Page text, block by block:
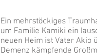
Ein mehrstöckiges
um Familie Kamiki ein
neuen Heim ist Vater Akio
Demenz kämpfende